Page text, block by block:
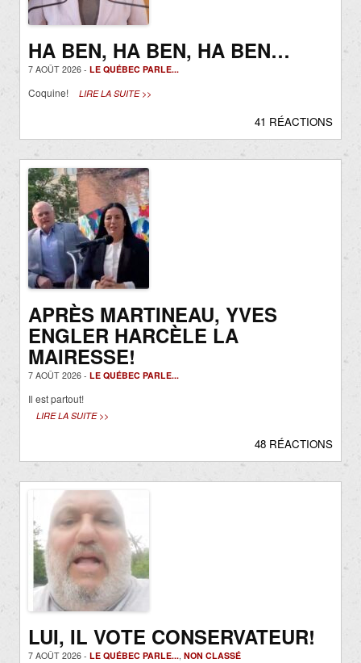
HA BEN, HA BEN, HA BEN…
7 AOÛT 2026 - LE QUÉBEC PARLE...
Coquine! LIRE LA SUITE >>
41 RÉACTIONS
APRÈS MARTINEAU, YVES
ENGLER HARCÈLE LA
MAIRESSE!
7 AOÛT 2026 - LE QUÉBEC PARLE...
Il est partout!
LIRE LA SUITE >>
48 RÉACTIONS
LUI, IL VOTE CONSERVATEUR!
7 AOÛT 2026 - LE QUÉBEC PARLE..., NON CLASSÉ